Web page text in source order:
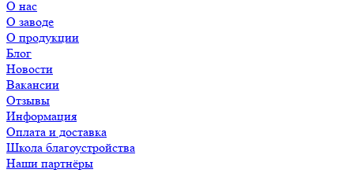
О нас
О заводе
О продукции
Блог
Новости
Вакансии
Отзывы
Информация
Оплата и доставка
Школа благоустройства
Наши партнёры